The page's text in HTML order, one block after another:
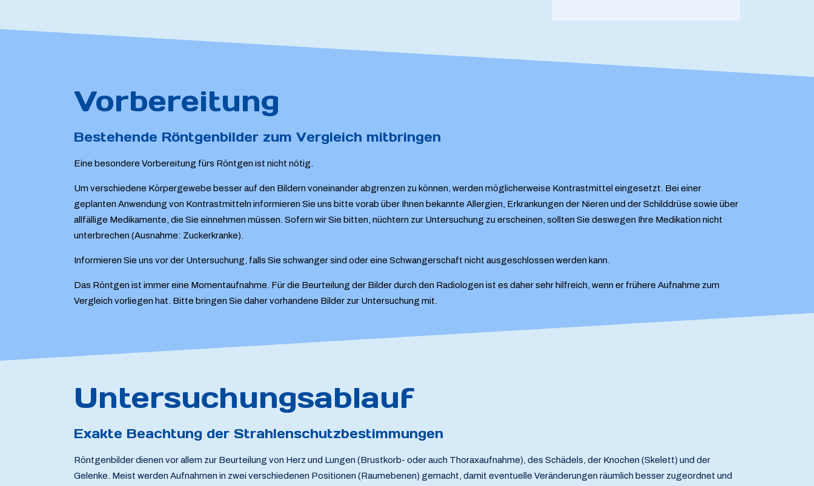
Vorbereitung
Bestehende Röntgenbilder zum Vergleich mitbringen
Eine besondere Vorbereitung fürs Röntgen ist nicht nötig.
Um verschiedene Körpergewebe besser auf den Bildern voneinander abgrenzen zu können, werden möglicherweise Kontrastmittel eingesetzt. Bei einer
geplanten Anwendung von Kontrastmitteln informieren Sie uns bitte vorab über Ihnen bekannte Allergien, Erkrankungen der Nieren und der Schilddrüse sowie über
allfällige Medikamente, die Sie einnehmen müssen. Sofern wir Sie bitten, nüchtern zur Untersuchung zu erscheinen, sollten Sie deswegen Ihre Medikation nicht
unterbrechen (Ausnahme: Zuckerkranke).
Informieren Sie uns vor der Untersuchung, falls Sie schwanger sind oder eine Schwangerschaft nicht ausgeschlossen werden kann.
Das Röntgen ist immer eine Momentaufnahme. Für die Beurteilung der Bilder durch den Radiologen ist es daher sehr hilfreich, wenn er frühere Aufnahme zum
Vergleich vorliegen hat. Bitte bringen Sie daher vorhandene Bilder zur Untersuchung mit.
Untersuchungsablauf
Exakte Beachtung der Strahlenschutzbestimmungen
Röntgenbilder dienen vor allem zur Beurteilung von Herz und Lungen (Brustkorb- oder auch Thoraxaufnahme), des Schädels, der Knochen (Skelett) und der
Gelenke. Meist werden Aufnahmen in zwei verschiedenen Positionen (Raumebenen) gemacht, damit eventuelle Veränderungen räumlich besser zugeordnet und